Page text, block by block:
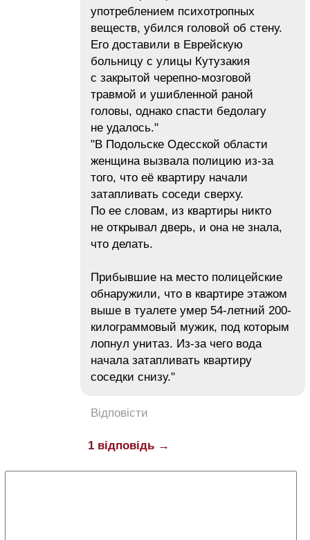
употреблением психотропных
веществ, убился головой об стену.
Его доставили в Еврейскую
больницу с улицы Кутузакия
с закрытой черепно-мозговой
травмой и ушибленной раной
головы, однако спасти бедолагу
не удалось."
"В Подольске Одесской области
женщина вызвала полицию из-за
того, что её квартиру начали
затапливать соседи сверху.
По ее словам, из квартиры никто
не открывал дверь, и она не знала,
что делать.
Прибывшие на место полицейские
обнаружили, что в квартире этажом
выше в туалете умер 54-летний 200-
килограммовый мужик, под которым
лопнул унитаз. Из-за чего вода
начала затапливать квартиру
соседки снизу."
Відповісти
1 відповідь →